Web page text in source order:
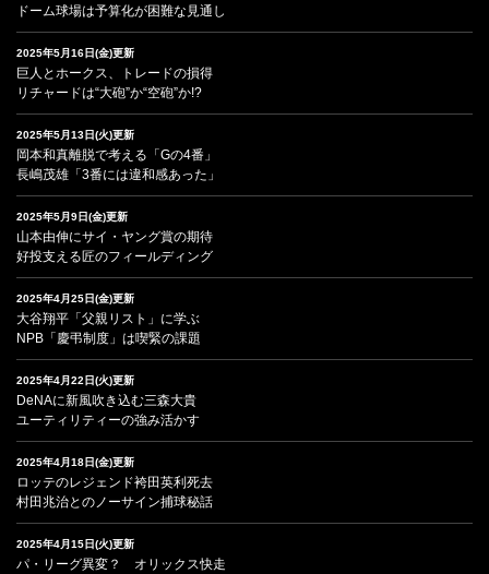
ドーム球場は予算化が困難な見通し
2025年5月16日(金)更新
巨人とホークス、トレードの損得
リチャードは“大砲”か“空砲”か!?
2025年5月13日(火)更新
岡本和真離脱で考える「Gの4番」
長嶋茂雄「3番には違和感あった」
2025年5月9日(金)更新
山本由伸にサイ・ヤング賞の期待
好投支える匠のフィールディング
2025年4月25日(金)更新
大谷翔平「父親リスト」に学ぶ
NPB「慶弔制度」は喫緊の課題
2025年4月22日(火)更新
DeNAに新風吹き込む三森大貴
ユーティリティーの強み活かす
2025年4月18日(金)更新
ロッテのレジェンド袴田英利死去
村田兆治とのノーサイン捕球秘話
2025年4月15日(火)更新
パ・リーグ異変？ オリックス快走